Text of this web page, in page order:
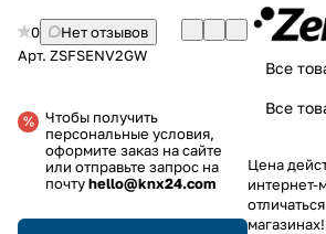
0
Нет отзывов
Арт. ZSFSENV2GW
Чтобы получить
персональные условия,
оформите заказ на сайте
или отправьте запрос на
почтуhello@knx24.com
Все
Все
Цена
интернет-
магазинах!